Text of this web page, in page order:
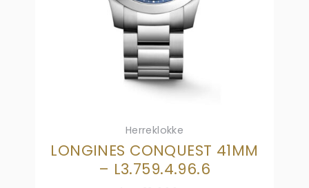
Herreklokke
LONGINES CONQUEST 41MM
– L3.759.4.96.6